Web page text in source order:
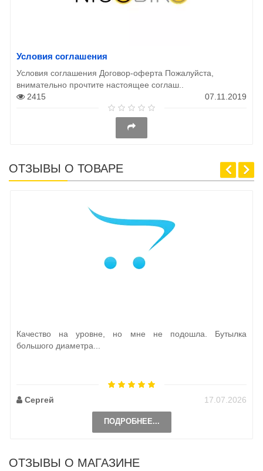
Условия соглашения
Условия соглашения Договор-оферта Пожалуйста,
внимательно прочтите настоящее соглаш..
2415
07.11.2019
ОТЗЫВЫ О ТОВАРЕ
Качество на уровне, но мне не подошла. Бутылка
большого диаметра...
Сергей 17.07.2026
ПОДРОБНЕЕ...
ОТЗЫВЫ О МАГАЗИНЕ